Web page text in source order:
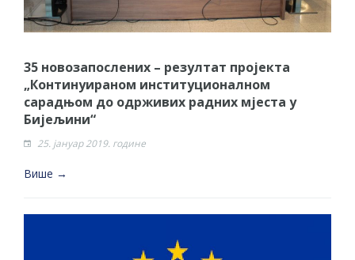
35 новозапослених – резултат пројекта
„Континуираном институционалном
сарадњом до одрживих радних мјеста у
Бијељини“
25. јануар 2019. године
Више →